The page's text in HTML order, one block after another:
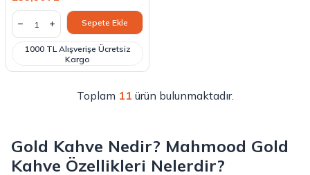
Sepete Ekle
1000 TL Alışverişe Ücretsiz
Kargo
Toplam 11 ürün bulunmaktadır.
Gold Kahve Nedir? Mahmood Gold
Kahve Özellikleri Nelerdir?